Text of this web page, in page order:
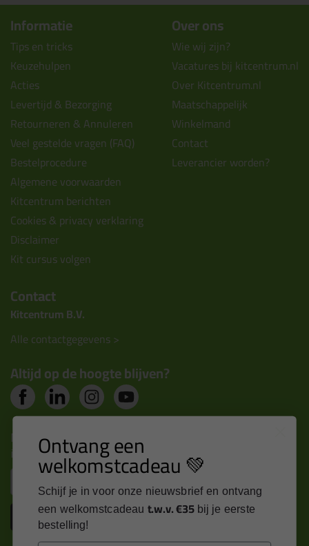
Informatie
Tips en tricks
Keuzehulpen
Acties
Levertijd & Bezorging
Retourneren & Annuleren
Veel gestelde vragen (FAQ)
Bestelprocedure
Algemene voorwaarden
Kitcentrum berichten
Cookies & privacy verklaring
Disclaimer
Kit cursus volgen
Over ons
Wie wij zijn?
Vacatures bij kitcentrum.nl
Over Kitcentrum.nl
Maatschappelijk
Winkelmand
Contact
Leverancier worden?
Contact
Kitcentrum B.V.
Alle contactgegevens >
Altijd op de hoogte blijven?
Nieuws, tips en exclusieve deals rechtstreeks in je
inbox
Inschrijven
Ontvang een
welkomstcadeau 💚
Schijf je in voor onze nieuwsbrief en ontvang
een welkomstcadeau t.w.v. €35 bij je eerste
bestelling!